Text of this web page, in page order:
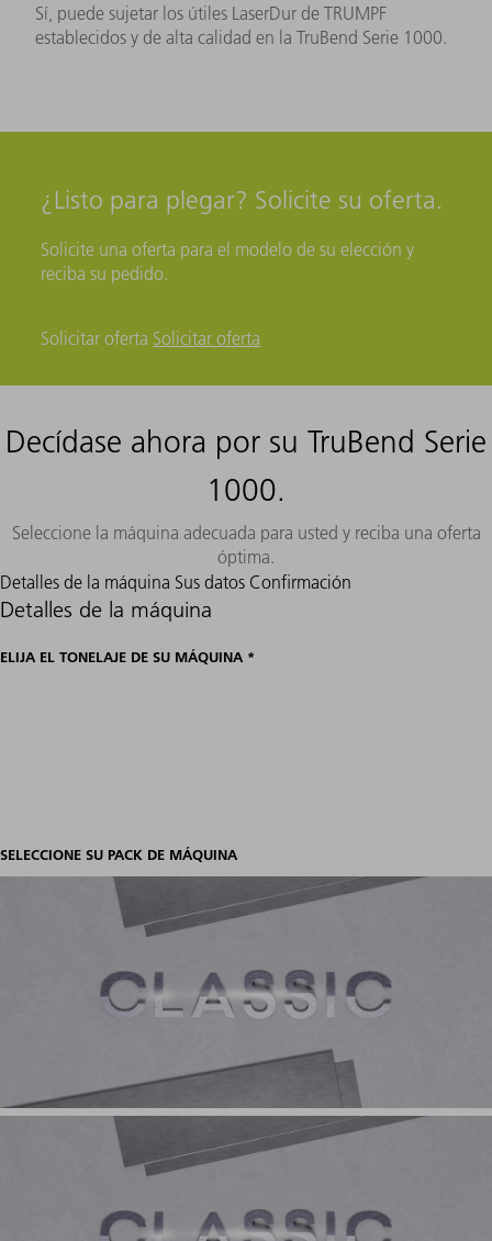
Sí, puede sujetar los útiles LaserDur de TRUMPF
establecidos y de alta calidad en la TruBend Serie 1000.
¿Listo para plegar? Solicite su oferta.
Solicite una oferta para el modelo de su elección y
reciba su pedido.
Solicitar oferta Solicitar oferta
Decídase ahora por su TruBend Serie
1000.
Seleccione la máquina adecuada para usted y reciba una oferta
óptima.
Detalles de la máquina Sus datos Confirmación
Detalles de la máquina
ELIJA EL TONELAJE DE SU MÁQUINA *
SELECCIONE SU PACK DE MÁQUINA